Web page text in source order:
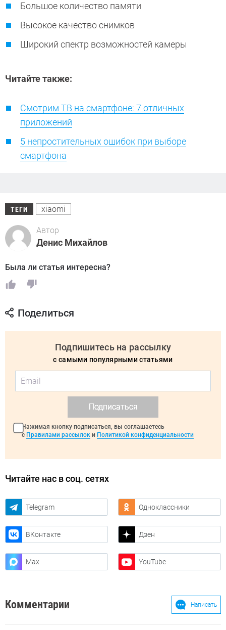
Большое количество памяти
Высокое качество снимков
Широкий спектр возможностей камеры
Читайте также:
Смотрим ТВ на смартфоне: 7 отличных
приложений
5 непростительных ошибок при выборе
смартфона
ТЕГИ xiaomi
Автор
Денис Михайлов
Была ли статья интересна?
Поделиться
Подпишитесь на рассылку
с самыми популярными статьями
Подписаться
Нажимая кнопку подписаться, вы соглашаетесь
с Правилами рассылок и Политикой конфиденциальности
Читайте нас в соц. сетях
Telegram Одноклассники
ВКонтакте Дзен
Max YouTube
Комментарии Написать